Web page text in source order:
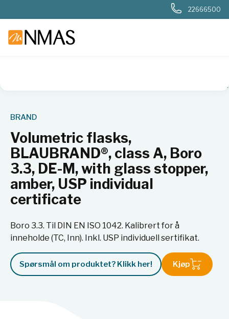
22666500
BRAND
Volumetric flasks,
BLAUBRAND®, class A, Boro
3.3, DE-M, with glass stopper,
amber, USP individual
certificate
Boro 3.3. Til DIN EN ISO 1042. Kalibrert for å
inneholde (TC, Inn). Inkl. USP individuell sertifikat.
Spørsmål om produktet? Klikk her! Kjøp